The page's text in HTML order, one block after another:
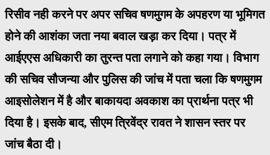
रिसीव नही करने पर अपर सचिव षणमुगम के अपहरण या भूमिगत
होने की आशंका जता नया बवाल खड़ा कर दिया। पत्र में
आईएएस अधिकारी का तुरन्त पता लगाने को कहा गया। विभाग
की सचिव सौजन्या और पुलिस की जांच में पता चला कि षणमुगम
आइसोलेशन में है और बाकायदा अवकाश का प्रार्थना पत्र भी
दिया है। इसके बाद, सीएम त्रिवेंद्र रावत ने शासन स्तर पर
जांच बैठा दी।